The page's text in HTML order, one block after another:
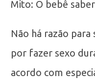
Mito: O bebê
Não há razão
por fazer sexo
acordo com